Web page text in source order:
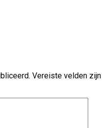
Vereiste velden zijn